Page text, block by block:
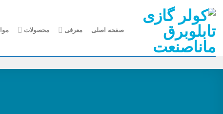
content
صفحه اصلی معرفی محصولات